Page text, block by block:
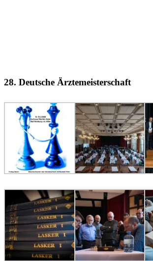
28. Deutsche Ärztemeisterschaft